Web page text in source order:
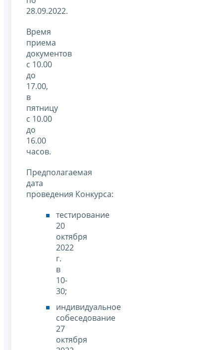
28.09.2022.
Время
приема
документов
с 10.00
до
17.00,
в
пятницу
с 10.00
до
16.00
часов.
Предполагаемая
дата
проведения Конкурса:
тестирование
20
октября
2022
г.
в
10-
30;
индивидуальное
собеседование
27
октября